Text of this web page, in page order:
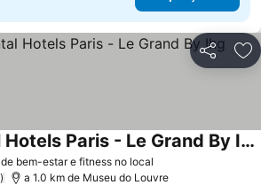
Partilhar
bem-estar e fitness no local
Intercontinental Hotels Paris - Le Grand By Ihg
a 1.0 km de Museu do Louvre